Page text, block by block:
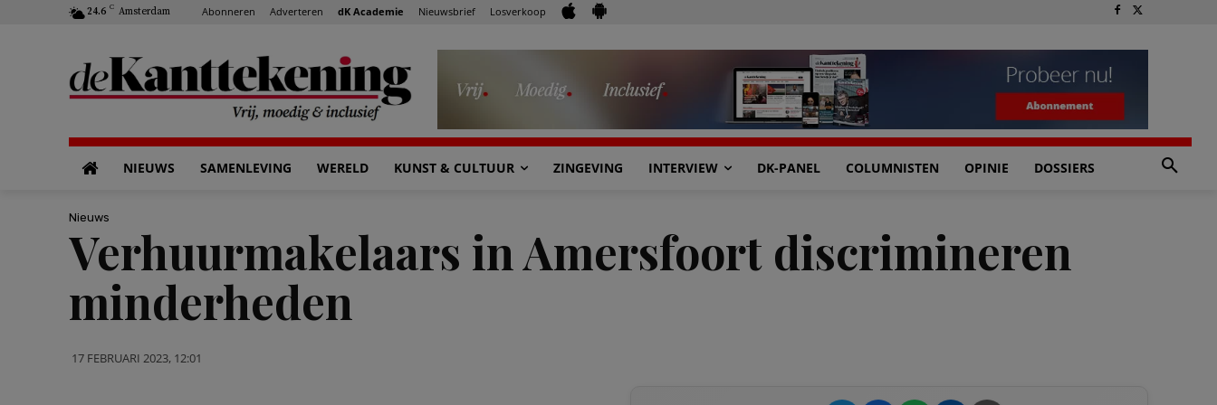
24.6 C Amsterdam Abonneren Adverteren dK Academie Nieuwsbrief Losverkoop
NIEUWS SAMENLEVING WERELD KUNST & CULTUUR ZINGEVING INTERVIEW DK-PANEL COLUMNISTEN OPINIE DOSSIERS
Nieuws
Verhuurmakelaars in Amersfoort discrimineren
minderheden
17 FEBRUARI 2023, 12:01